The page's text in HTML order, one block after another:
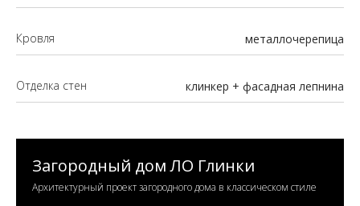
Кровля металлочерепица
Отделка стен клинкер + фасадная лепнина
Загородный дом ЛО Глинки
Архитектурный проект загородного дома в классическом стиле